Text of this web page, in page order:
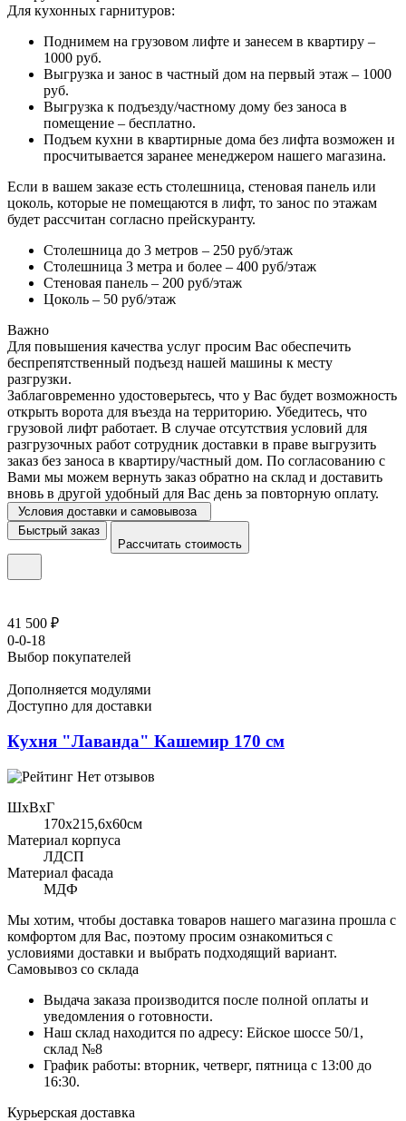
Для кухонных гарнитуров:
Поднимем на грузовом лифте и занесем в квартиру –
1000 руб.
Выгрузка и занос в частный дом на первый этаж – 1000
руб.
Выгрузка к подъезду/частному дому без заноса в
помещение – бесплатно.
Подъем кухни в квартирные дома без лифта возможен и
просчитывается заранее менеджером нашего магазина.
Если в вашем заказе есть столешница, стеновая панель или
цоколь, которые не помещаются в лифт, то занос по этажам
будет рассчитан согласно прейскуранту.
Столешница до 3 метров – 250 руб/этаж
Столешница 3 метра и более – 400 руб/этаж
Стеновая панель – 200 руб/этаж
Цоколь – 50 руб/этаж
Важно
Для повышения качества услуг просим Вас обеспечить
беспрепятственный подъезд нашей машины к месту
разгрузки.
Заблаговременно удостоверьтесь, что у Вас будет возможность
открыть ворота для въезда на территорию. Убедитесь, что
грузовой лифт работает. В случае отсутствия условий для
разгрузочных работ сотрудник доставки в праве выгрузить
заказ без заноса в квартиру/частный дом. По согласованию с
Вами мы можем вернуть заказ обратно на склад и доставить
вновь в другой удобный для Вас день за повторную оплату.
Условия доставки и самовывоза
Быстрый заказ
Рассчитать стоимость
41 500 ₽
0-0-18
Выбор покупателей
Дополняется модулями
Доступно для доставки
Кухня "Лаванда" Кашемир 170 см
Нет отзывов
ШхВхГ
170x215,6х60см
Материал корпуса
ЛДСП
Материал фасада
МДФ
Мы хотим, чтобы доставка товаров нашего магазина прошла с
комфортом для Вас, поэтому просим ознакомиться с
условиями доставки и выбрать подходящий вариант.
Самовывоз со склада
Выдача заказа производится после полной оплаты и
уведомления о готовности.
Наш склад находится по адресу: Ейское шоссе 50/1,
склад №8
График работы: вторник, четверг, пятница с 13:00 до
16:30.
Курьерская доставка